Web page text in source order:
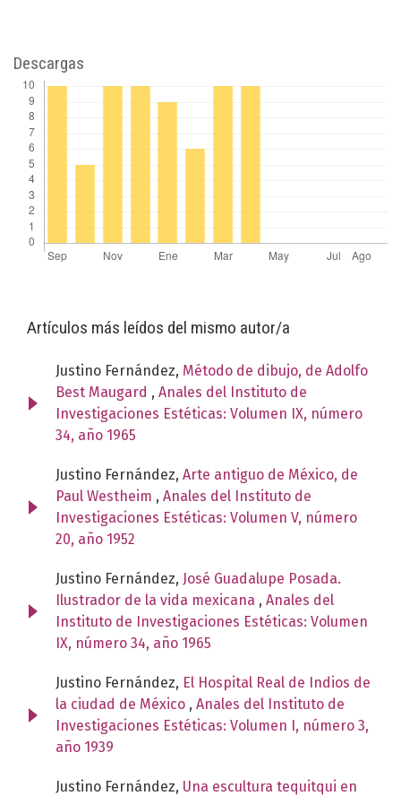
Descargas
Artículos más leídos del mismo autor/a
Justino Fernández, Método de dibujo, de Adolfo
Best Maugard , Anales del Instituto de
Investigaciones Estéticas: Volumen IX, número
34, año 1965
Justino Fernández, Arte antiguo de México, de
Paul Westheim , Anales del Instituto de
Investigaciones Estéticas: Volumen V, número
20, año 1952
Justino Fernández, José Guadalupe Posada.
Ilustrador de la vida mexicana , Anales del
Instituto de Investigaciones Estéticas: Volumen
IX, número 34, año 1965
Justino Fernández, El Hospital Real de Indios de
la ciudad de México , Anales del Instituto de
Investigaciones Estéticas: Volumen I, número 3,
año 1939
Justino Fernández, Una escultura tequitqui en